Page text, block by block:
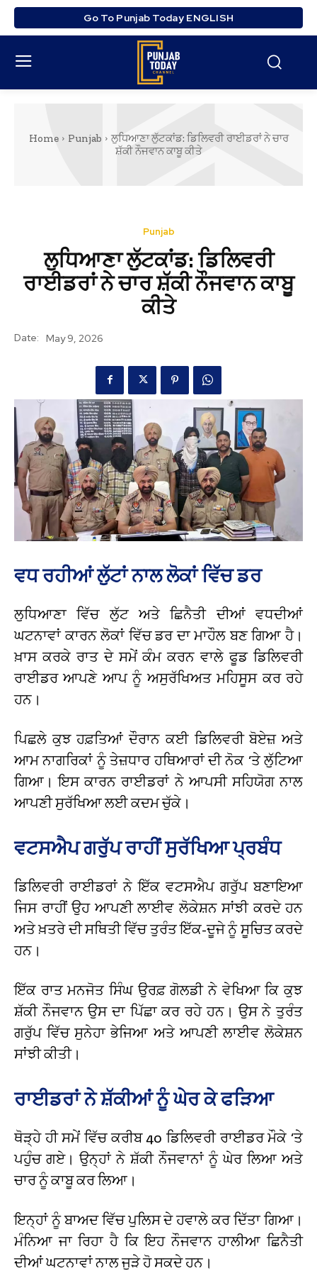
Go To Punjab Today ENGLISH
Home Punjab
ਲੁਧਿਆਣਾ ਲੁੱਟਕਾਂਡ: ਡਿਲਿਵਰੀ ਰਾਈਡਰਾਂ ਨੇ ਚਾਰ
ਸ਼ੱਕੀ ਨੌਜਵਾਨ ਕਾਬੂ ਕੀਤੇ
Punjab
ਲੁਧਿਆਣਾ ਲੁੱਟਕਾਂਡ: ਡਿਲਿਵਰੀ
ਰਾਈਡਰਾਂ ਨੇ ਚਾਰ ਸ਼ੱਕੀ ਨੌਜਵਾਨ ਕਾਬੂ
ਕੀਤੇ
Date: May 9, 2026
ਵਧ ਰਹੀਆਂ ਲੁੱਟਾਂ ਨਾਲ ਲੋਕਾਂ ਵਿੱਚ ਡਰ
ਲੁਧਿਆਣਾ ਵਿੱਚ ਲੁੱਟ ਅਤੇ ਛਿਨੈਤੀ ਦੀਆਂ ਵਧਦੀਆਂ
ਘਟਨਾਵਾਂ ਕਾਰਨ ਲੋਕਾਂ ਵਿੱਚ ਡਰ ਦਾ ਮਾਹੌਲ ਬਣ ਗਿਆ ਹੈ।
ਖ਼ਾਸ ਕਰਕੇ ਰਾਤ ਦੇ ਸਮੇਂ ਕੰਮ ਕਰਨ ਵਾਲੇ ਫੂਡ ਡਿਲਿਵਰੀ
ਰਾਈਡਰ ਆਪਣੇ ਆਪ ਨੂੰ ਅਸੁਰੱਖਿਅਤ ਮਹਿਸੂਸ ਕਰ ਰਹੇ
ਹਨ।
ਪਿਛਲੇ ਕੁਝ ਹਫ਼ਤਿਆਂ ਦੌਰਾਨ ਕਈ ਡਿਲਿਵਰੀ ਬੋਏਜ਼ ਅਤੇ
ਆਮ ਨਾਗਰਿਕਾਂ ਨੂੰ ਤੇਜ਼ਧਾਰ ਹਥਿਆਰਾਂ ਦੀ ਨੋਕ ‘ਤੇ ਲੁੱਟਿਆ
ਗਿਆ। ਇਸ ਕਾਰਨ ਰਾਈਡਰਾਂ ਨੇ ਆਪਸੀ ਸਹਿਯੋਗ ਨਾਲ
ਆਪਣੀ ਸੁਰੱਖਿਆ ਲਈ ਕਦਮ ਚੁੱਕੇ।
ਵਟਸਐਪ ਗਰੁੱਪ ਰਾਹੀਂ ਸੁਰੱਖਿਆ ਪ੍ਰਬੰਧ
ਡਿਲਿਵਰੀ ਰਾਈਡਰਾਂ ਨੇ ਇੱਕ ਵਟਸਐਪ ਗਰੁੱਪ ਬਣਾਇਆ
ਜਿਸ ਰਾਹੀਂ ਉਹ ਆਪਣੀ ਲਾਈਵ ਲੋਕੇਸ਼ਨ ਸਾਂਝੀ ਕਰਦੇ ਹਨ
ਅਤੇ ਖ਼ਤਰੇ ਦੀ ਸਥਿਤੀ ਵਿੱਚ ਤੁਰੰਤ ਇੱਕ-ਦੂਜੇ ਨੂੰ ਸੂਚਿਤ ਕਰਦੇ
ਹਨ।
ਇੱਕ ਰਾਤ ਮਨਜੋਤ ਸਿੰਘ ਉਰਫ਼ ਗੋਲਡੀ ਨੇ ਵੇਖਿਆ ਕਿ ਕੁਝ
ਸ਼ੱਕੀ ਨੌਜਵਾਨ ਉਸ ਦਾ ਪਿੱਛਾ ਕਰ ਰਹੇ ਹਨ। ਉਸ ਨੇ ਤੁਰੰਤ
ਗਰੁੱਪ ਵਿੱਚ ਸੁਨੇਹਾ ਭੇਜਿਆ ਅਤੇ ਆਪਣੀ ਲਾਈਵ ਲੋਕੇਸ਼ਨ
ਸਾਂਝੀ ਕੀਤੀ।
ਰਾਈਡਰਾਂ ਨੇ ਸ਼ੱਕੀਆਂ ਨੂੰ ਘੇਰ ਕੇ ਫੜਿਆ
ਥੋੜ੍ਹੇ ਹੀ ਸਮੇਂ ਵਿੱਚ ਕਰੀਬ 40 ਡਿਲਿਵਰੀ ਰਾਈਡਰ ਮੌਕੇ ‘ਤੇ
ਪਹੁੰਚ ਗਏ। ਉਨ੍ਹਾਂ ਨੇ ਸ਼ੱਕੀ ਨੌਜਵਾਨਾਂ ਨੂੰ ਘੇਰ ਲਿਆ ਅਤੇ
ਚਾਰ ਨੂੰ ਕਾਬੂ ਕਰ ਲਿਆ।
ਇਨ੍ਹਾਂ ਨੂੰ ਬਾਅਦ ਵਿੱਚ ਪੁਲਿਸ ਦੇ ਹਵਾਲੇ ਕਰ ਦਿੱਤਾ ਗਿਆ।
ਮੰਨਿਆ ਜਾ ਰਿਹਾ ਹੈ ਕਿ ਇਹ ਨੌਜਵਾਨ ਹਾਲੀਆ ਛਿਨੈਤੀ
ਦੀਆਂ ਘਟਨਾਵਾਂ ਨਾਲ ਜੁੜੇ ਹੋ ਸਕਦੇ ਹਨ।